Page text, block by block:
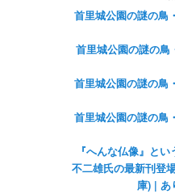
首里城公園の謎の鳥
首里城公園の謎の鳥
首里城公園の謎の鳥
首里城公園の謎の鳥
『へんな仏像』とい
不二雄氏の最新刊登
庫) | あ